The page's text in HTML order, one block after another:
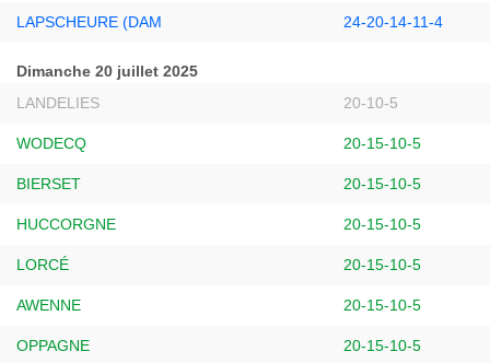
LAPSCHEURE (DAM 24-20-14-11-4
Dimanche 20 juillet 2025
LANDELIES
20-10-5
WODECQ 20-15-10-5
BIERSET 20-15-10-5
HUCCORGNE 20-15-10-5
LORCÉ 20-15-10-5
AWENNE 20-15-10-5
OPPAGNE 20-15-10-5